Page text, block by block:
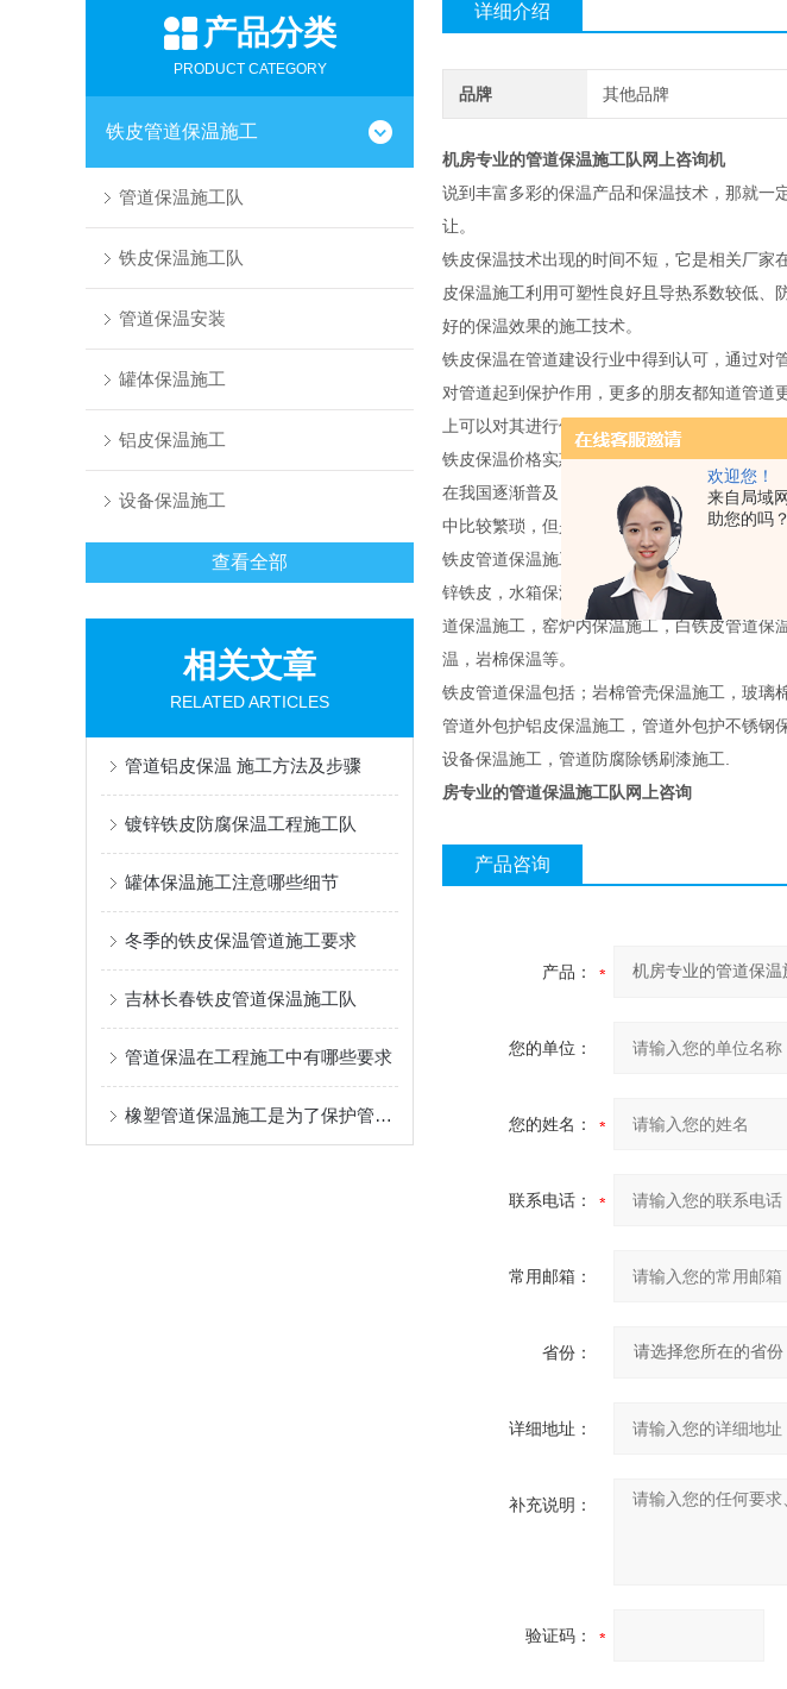
欢迎您！
来自局域
助您的吗？
产品分类
PRODUCT CATEGORY
铁皮管道保温施工
管道保温施工队
铁皮保温施工队
管道保温安装
罐体保温施工
铝皮保温施工
设备保温施工
查看全部
相关文章
RELATED ARTICLES
管道铝皮保温 施工方法及步骤
镀锌铁皮防腐保温工程施工队
罐体保温施工注意哪些细节
冬季的铁皮保温管道施工要求
吉林长春铁皮管道保温施工队
管道保温在工程施工中有哪些要求
橡塑管道保温施工是为了保护管道不受外界气温的影响
详细介绍
品牌 其他品牌
机房专业的管道保温施工队网上咨询机
说到丰富多彩的保温产品和保温技术，那就一
让。
铁皮保温技术出现的时间不短，它是相关厂家
皮保温施工利用可塑性良好且导热系数较低、
好的保温效果的施工技术。
铁皮保温在管道建设行业中得到认可，通过对
对管道起到保护作用，更多的朋友都知道管道
上可以对其进行保护，铁皮保温为生活传递一
铁皮保温价格实惠，这也是其普及的原因之一
在我国逐渐普及，与传统的铁皮保温的方式相
中比较繁琐，但是在铁皮的保护下，管道可以
铁皮管道保温施工范围：对消防管道保温施工
锌铁皮，水箱保温施工，罐体保温施工，锅炉
道保温施工，窑炉内保温施工，白铁皮管道保
温，岩棉保温等。
铁皮管道保温包括；岩棉管壳保温施工，玻璃
管道外包护铝皮保温施工，管道外包护不锈钢
设备保温施工，管道防腐除锈刷漆施工.
房专业的管道保温施工队网上咨询
产品咨询
产品：
您的单位：
您的姓名：
联系电话：
常用邮箱：
省份：
详细地址：
补充说明：
验证码：